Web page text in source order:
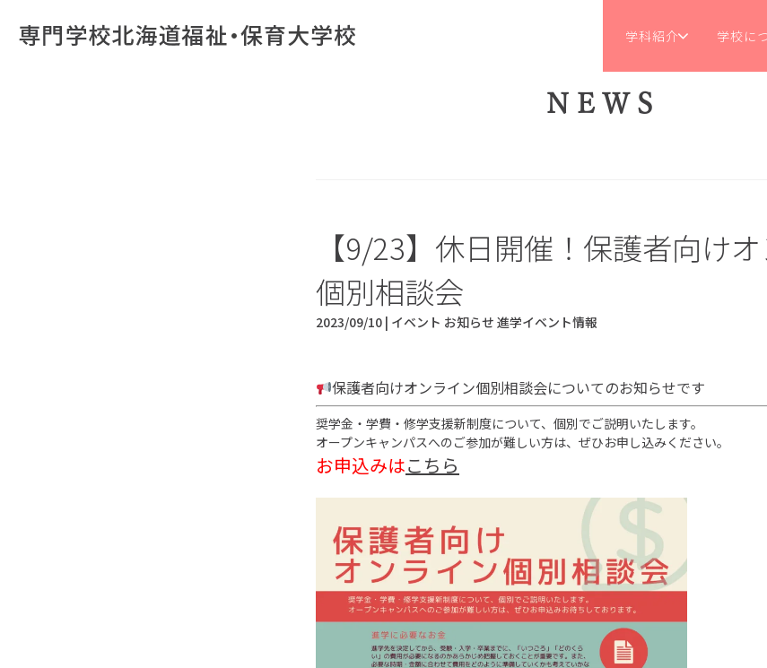
学科紹介 学校に
NEWS
【9/23】休日開催！保護者向け
個別相談会
2023/09/10 | イベント お知らせ 進学イベント情報
保護者向けオンライン個別相談会についてのお知らせです
奨学金・学費・修学支援新制度について、個別でご説明いたします。
オープンキャンパスへのご参加が難しい方は、ぜひお申し込みください。
お申込みはこちら